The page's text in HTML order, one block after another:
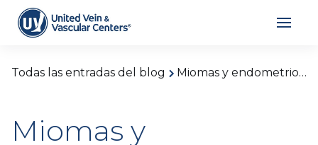
Todas las entradas del blog Miomas y endometriosis: cómo distinguirlos
Miomas y